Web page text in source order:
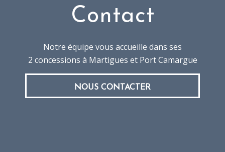
Contact
Notre équipe vous accueille dans ses
2 concessions à Martigues et Port Camargue
NOUS CONTACTER